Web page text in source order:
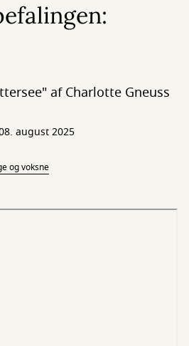
af Charlotte Gneuss
august 2025
og voksne